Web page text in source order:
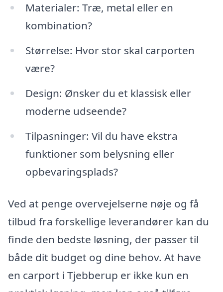
Materialer: Træ, metal eller en
kombination?
Størrelse: Hvor stor skal carporten
være?
Design: Ønsker du et klassisk eller
moderne udseende?
Tilpasninger: Vil du have ekstra
funktioner som belysning eller
opbevaringsplads?
Ved at penge overvejelserne nøje og få
tilbud fra forskellige leverandører kan du
finde den bedste løsning, der passer til
både dit budget og dine behov. At have
en carport i Tjebberup er ikke kun en